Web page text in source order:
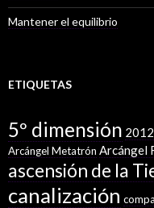
Mantener el equilibrio
ETIQUETAS
5º dimensión 2012
Arcángel Metatrón Arcángel
ascensión de la
canalización